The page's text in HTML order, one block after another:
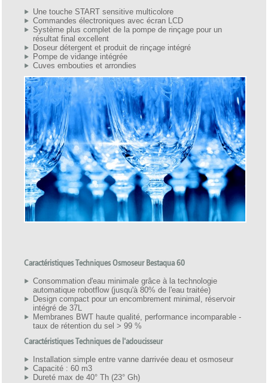
Une touche START sensitive multicolore
Commandes électroniques avec écran LCD
Système plus complet de la pompe de rinçage pour un
résultat final excellent
Doseur détergent et produit de rinçage intégré
Pompe de vidange intégrée
Cuves embouties et arrondies
Caractéristiques Techniques Osmoseur Bestaqua 60
Consommation d'eau minimale grâce à la technologie
automatique robotflow (jusqu'à 80% de l'eau traitée)
Design compact pour un encombrement minimal, réservoir
intégré de 37L
Membranes BWT haute qualité, performance incomparable -
taux de rétention du sel > 99 %
Caractéristiques Techniques de l'adoucisseur
Installation simple entre vanne darrivée deau et osmoseur
Capacité : 60 m3
Dureté max de 40° Th (23° Gh)